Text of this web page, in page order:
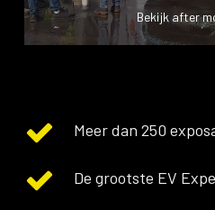
Bekijk after
Meer dan 250
De grootste EV